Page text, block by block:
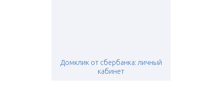
Домклик от сбербанка: личный
кабинет